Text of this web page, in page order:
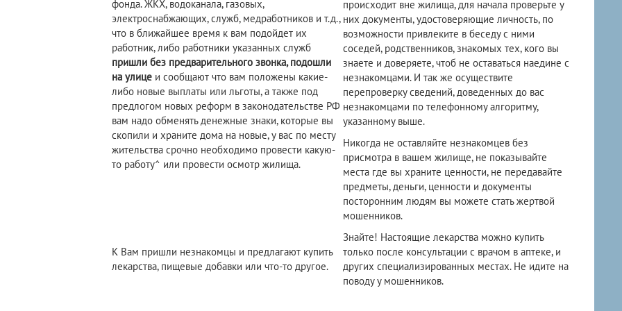
фонда. ЖКХ, водоканала, газовых,
электроснабжающих, служб, медработников и т.д.,
что в ближайшее время к вам подойдет их
работник, либо работники указанных служб
пришли без предварительного звонка, подошли
на улице и сообщают что вам положены какие-
либо новые выплаты или льготы, а также под
предлогом новых реформ в законодательстве РФ
вам надо обменять денежные знаки, которые вы
скопили и храните дома на новые, у вас по месту
жительства срочно необходимо провести какую-
то работу^ или провести осмотр жилища.
происходит вне жилища, для начала проверьте у
них документы, удостоверяющие личность, по
возможности привлеките в беседу с ними
соседей, родственников, знакомых тех, кого вы
знаете и доверяете, чтоб не оставаться наедине с
незнакомцами. И так же осуществите
перепроверку сведений, доведенных до вас
незнакомцами по телефонному алгоритму,
указанному выше.
Никогда не оставляйте незнакомцев без
присмотра в вашем жилище, не показывайте
места где вы храните ценности, не передавайте
предметы, деньги, ценности и документы
посторонним людям вы можете стать жертвой
мошенников.
К Вам пришли незнакомцы и предлагают купить
лекарства, пищевые добавки или что-то другое.
Знайте! Настоящие лекарства можно купить
только после консультации с врачом в аптеке, и
других специализированных местах. Не идите на
поводу у мошенников.